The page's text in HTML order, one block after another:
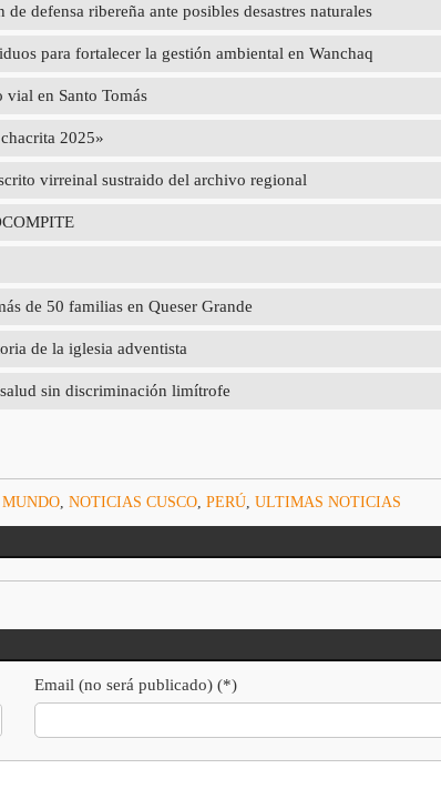
defensa ribereña ante posibles desastres naturales
para fortalecer la gestión ambiental en Wanchaq
vial en Santo Tomás
2025»
virreinal sustraido del archivo regional
de 50 familias en Queser Grande
de la iglesia adventista
sin discriminación limítrofe
MUNDO, NOTICIAS CUSCO, PERÚ, ULTIMAS NOTICIAS
Email (no será publicado) (*)